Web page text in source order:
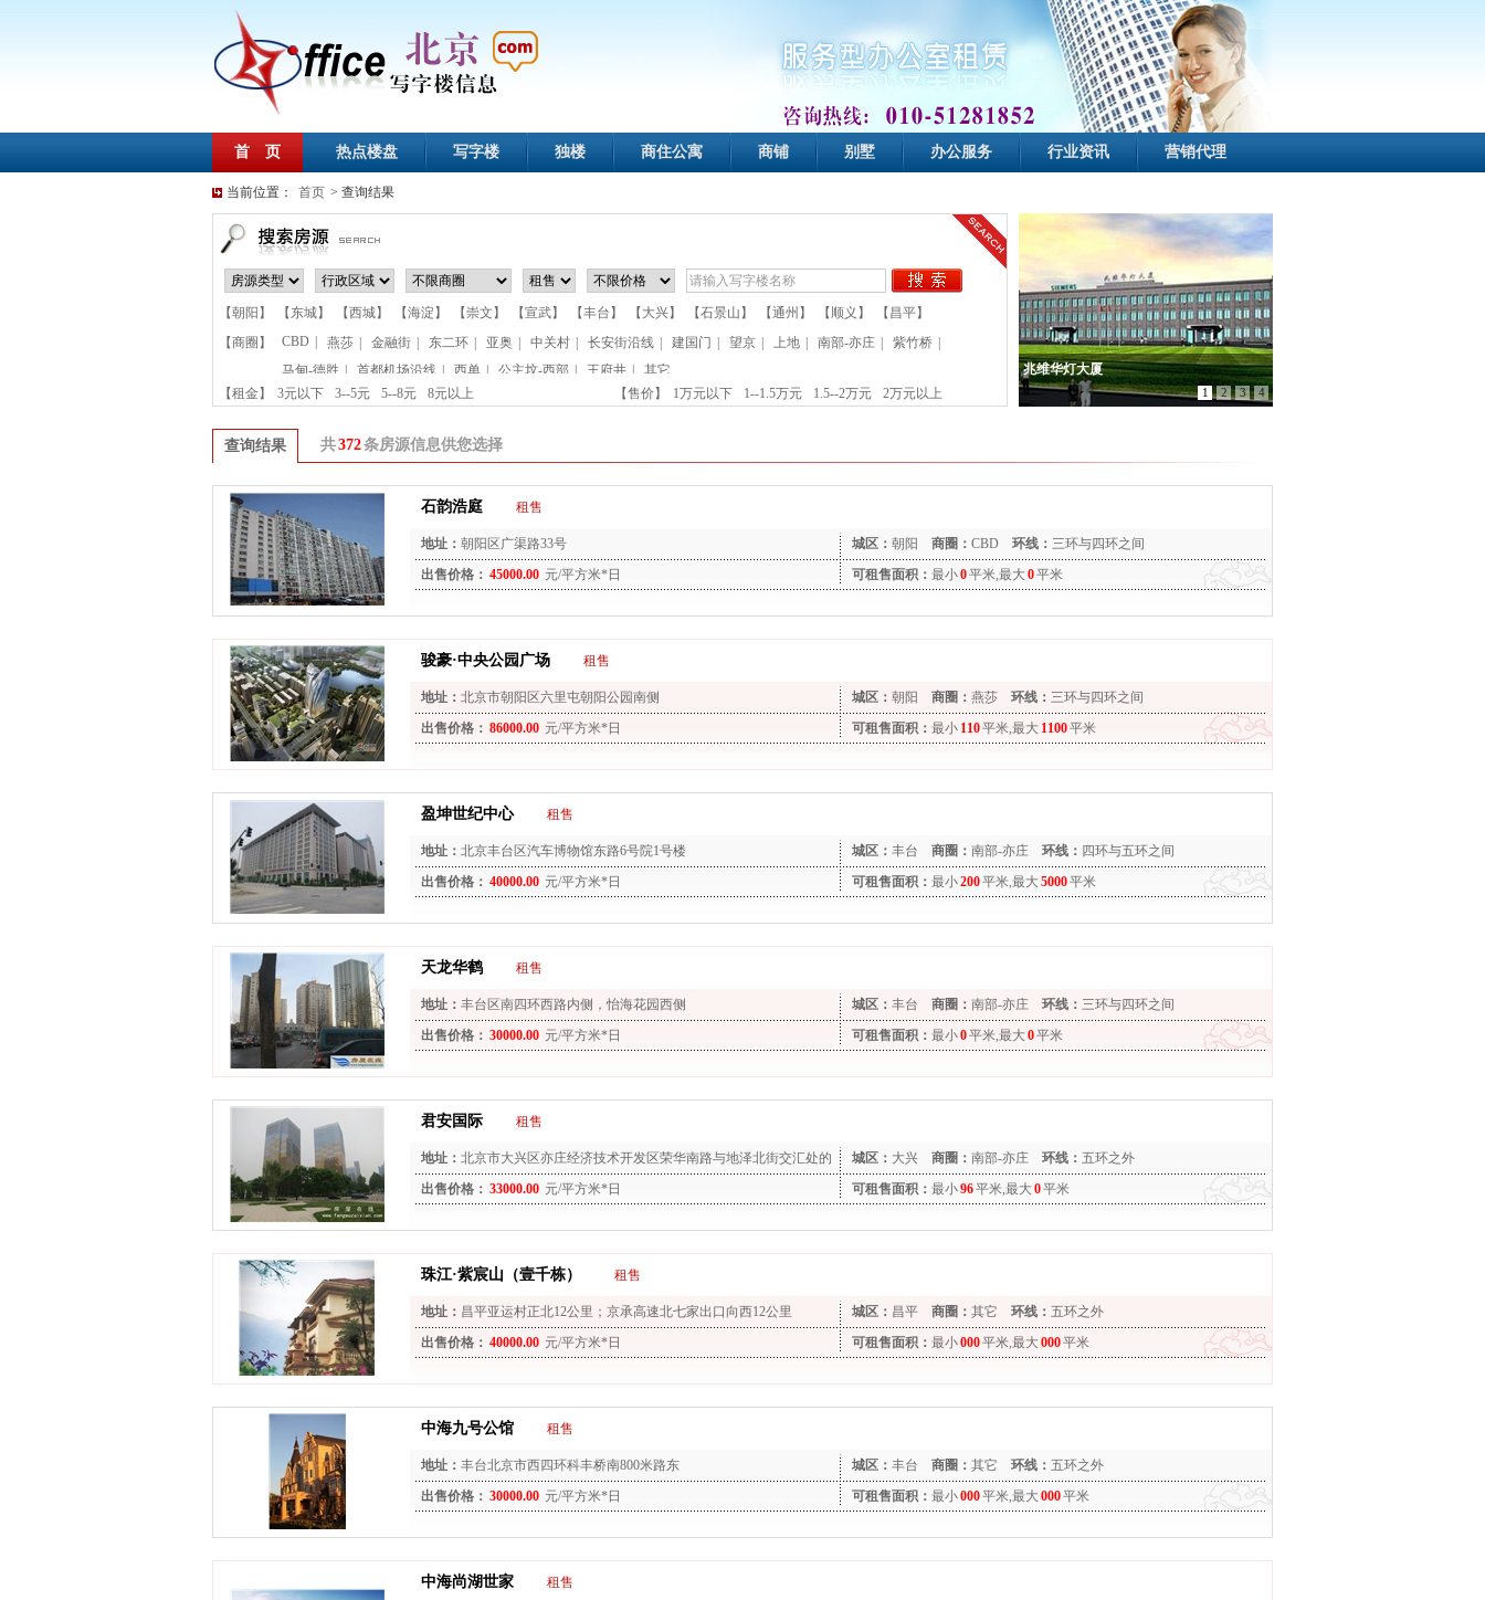
首 页 热点楼盘 写字楼 独楼 商住公寓 商铺 别墅 办公服务 行业资讯 营销代理
当前位置： 首页 > 查询结果
【朝阳】 【东城】 【西城】 【海淀】 【崇文】 【宣武】 【丰台】 【大兴】 【石景山】 【通州】 【顺义】
【昌平】
【商圈】
CBD 燕莎 金融街 东二环 亚奥 中关村 长安街沿线 建国门 望京 上地 南部-亦庄 紫竹桥
马甸-德胜 | 首都机场沿线 | 西单 | 公主坟-西部 | 王府井 |
其它
【租金】
3元以下 3--5元 5--8元 8元以上 【售价】 1万元以下 1--1.5万元 1.5--2万元 2万元以上
望京新地标
1 2 3 4
查询结果 共372条房源信息供您选择
石韵浩庭 租售
地址： 朝阳区广渠路33号 城区： 朝阳 商圈： CBD 环线： 三环与四环之间
出售价格： 45000.00 元/平方米*日 可租售面积： 最小0平米,最大0平米
骏豪·中央公园广场 租售
地址： 北京市朝阳区六里屯朝阳公园南侧 城区： 朝阳 商圈： 燕莎 环线： 三环与四环之间
出售价格： 86000.00 元/平方米*日 可租售面积： 最小 110平米,最大 1100平米
盈坤世纪中心 租售
地址： 北京丰台区汽车博物馆东路6号院1号楼 城区： 丰台 商圈： 南部-亦庄 环线： 四环与五环之间
出售价格： 40000.00 元/平方米*日 可租售面积： 最小200平米,最大5000平米
天龙华鹤 租售
地址： 丰台区南四环西路内侧，怡海花园西侧 城区： 丰台 商圈： 南部-亦庄 环线： 三环与四环之间
出售价格： 30000.00 元/平方米*日 可租售面积： 最小0平米,最大0平米
君安国际 租售
地址： 北京市大兴区亦庄经济技术开发区荣华南路与地泽北街交汇处的
西南角
城区： 大兴 商圈： 南部-亦庄 环线： 五环之外
出售价格： 33000.00 元/平方米*日 可租售面积： 最小96平米,最大0平米
珠江·紫宸山（壹千栋） 租售
地址： 昌平亚运村正北12公里；京承高速北七家出口向西12公里 城区： 昌平 商圈： 其它 环线： 五环之外
出售价格： 40000.00 元/平方米*日 可租售面积： 最小000平米,最大000平米
中海九号公馆 租售
地址： 丰台北京市西四环科丰桥南800米路东 城区： 丰台 商圈： 其它 环线： 五环之外
出售价格： 30000.00 元/平方米*日 可租售面积： 最小000平米,最大000平米
中海尚湖世家 租售